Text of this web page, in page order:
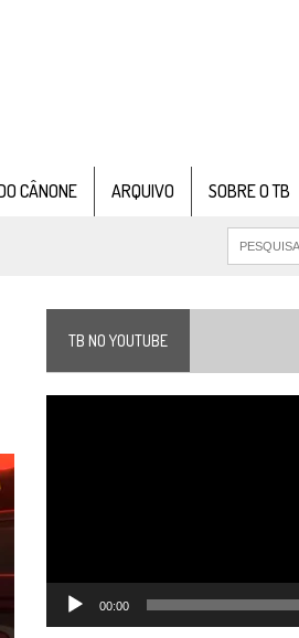
CÂNONE ARQUIVO SOBRE O TB
TB NO YOUTUBE
00:00